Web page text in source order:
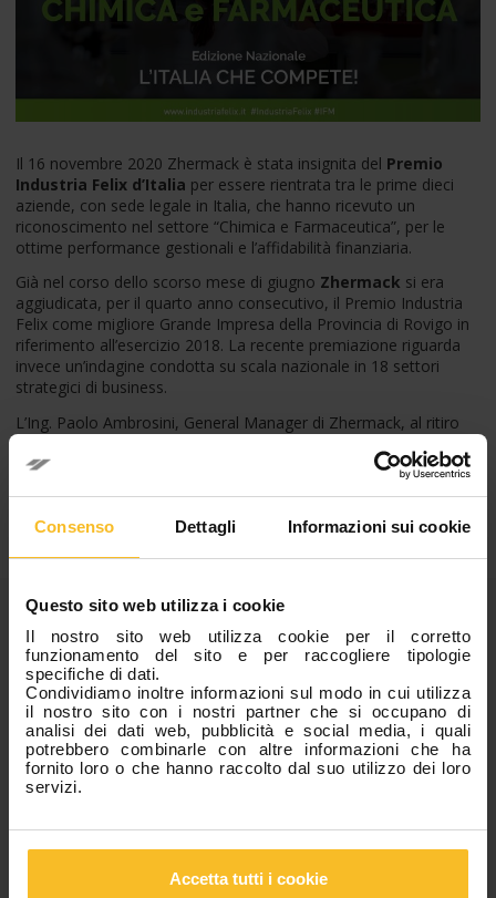
Consenso Dettagli Informazioni sui cookie
Questo sito web utilizza i cookie
Il nostro sito web utilizza cookie per il corretto
funzionamento del sito e per raccogliere tipologie
specifiche di dati.
Condividiamo inoltre informazioni sul modo in cui utilizza
il nostro sito con i nostri partner che si occupano di
analisi dei dati web, pubblicità e social media, i quali
potrebbero combinarle con altre informazioni che ha
fornito loro o che hanno raccolto dal suo utilizzo dei loro
servizi.
Accetta tutti i cookie
Il 16 novembre 2020 Zhermack è stata insignita del Premio
Industria Felix d’Italia per essere rientrata tra le prime dieci
aziende, con sede legale in Italia, che hanno ricevuto un
riconoscimento nel settore “Chimica e Farmaceutica”, per le
ottime performance gestionali e l’affidabilità finanziaria.
Già nel corso dello scorso mese di giugno Zhermack si era
aggiudicata, per il quarto anno consecutivo, il Premio Industria
Felix come migliore Grande Impresa della Provincia di Rovigo in
riferimento all’esercizio 2018. La recente premiazione riguarda
invece un’indagine condotta su scala nazionale in 18 settori
strategici di business.
L’Ing. Paolo Ambrosini, General Manager di Zhermack, al ritiro
dell’Azienda, elogiando il prezioso contributo di tutti i
Categorie
News Azienda
News Eventi
News Prodotti
Fiere, Congressi e Corsi
Articoli Popolari